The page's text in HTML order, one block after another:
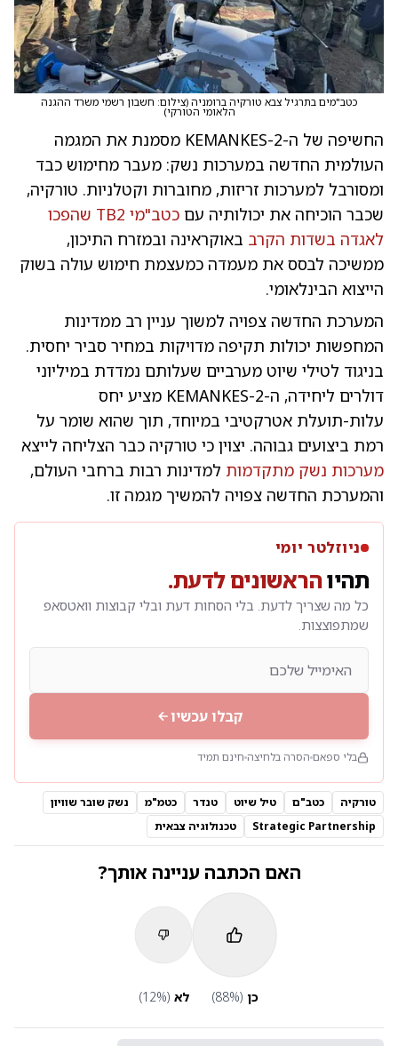
כטב"מים בתרגיל צבא טורקיה ברומניה (צילום: חשבון רשמי משרד ההגנה
הלאומי הטורקי)
החשיפה של ה-KEMANKES-2 מסמנת את המגמה
העולמית החדשה במערכות נשק: מעבר מחימוש כבד
ומסורבל למערכות זריזות, מחוברות וקטלניות. טורקיה,
שכבר הוכיחה את יכולותיה עם
כטב"מי TB2 שהפכו
לאגדה בשדות הקרב באוקראינה ובמזרח התיכון,
ממשיכה לבסס את מעמדה כמעצמת חימוש עולה בשוק
הייצוא הבינלאומי.
המערכת החדשה צפויה למשוך עניין רב ממדינות
המחפשות יכולות תקיפה מדויקות במחיר סביר יחסית.
בניגוד לטילי שיוט מערביים שעלותם נמדדת במיליוני
דולרים ליחידה, ה-KEMANKES-2 מציע יחס
עלות-תועלת אטרקטיבי במיוחד, תוך שהוא שומר על
רמת ביצועים גבוהה. יצוין כי טורקיה כבר הצליחה לייצא
מערכות נשק מתקדמות למדינות רבות ברחבי העולם,
והמערכת החדשה צפויה להמשיך מגמה זו.
ניוזלטר יומי
תהיוהראשונים לדעת.
כל מה שצריך לדעת. בלי הסחות דעת ובלי קבוצות וואטסאפ
שמתפוצצות.
קבלו עכשיו
בלי ספאם הסרה בלחיצה חינם תמיד
טורקיה כטב"ם טיל שיוט טנדר כטמ"מ
נשק שובר שוויון
Strategic Partnership
טכנולוגיה צבאית
האם הכתבה עניינה אותך?
כן (
88%) לא (
12%)